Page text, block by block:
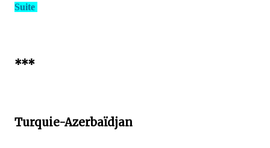
Suite
***
Turquie-Azerbaïdjan